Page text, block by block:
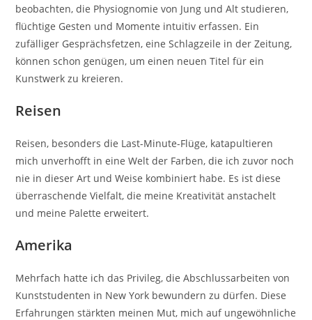
beobachten, die Physiognomie von Jung und Alt studieren,
flüchtige Gesten und Momente intuitiv erfassen. Ein
zufälliger Gesprächsfetzen, eine Schlagzeile in der Zeitung,
können schon genügen, um einen neuen Titel für ein
Kunstwerk zu kreieren.
Reisen
Reisen, besonders die Last-Minute-Flüge, katapultieren
mich unverhofft in eine Welt der Farben, die ich zuvor noch
nie in dieser Art und Weise kombiniert habe. Es ist diese
überraschende Vielfalt, die meine Kreativität anstachelt
und meine Palette erweitert.
Amerika
Mehrfach hatte ich das Privileg, die Abschlussarbeiten von
Kunststudenten in New York bewundern zu dürfen. Diese
Erfahrungen stärkten meinen Mut, mich auf ungewöhnliche